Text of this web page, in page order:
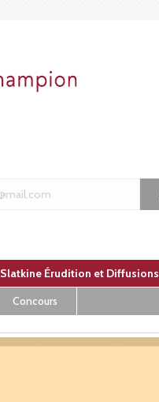
Slatkine Érudition et Diffusions
Concours